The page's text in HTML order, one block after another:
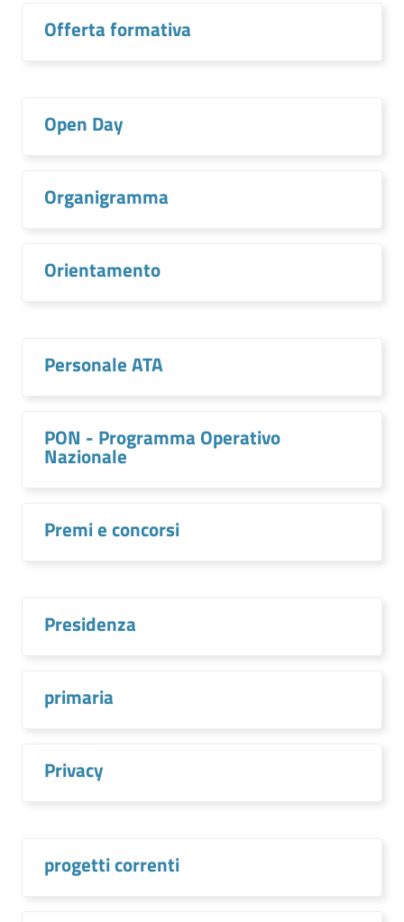
Offerta formativa
Open Day
Organigramma
Orientamento
Personale ATA
PON - Programma Operativo
Nazionale
Premi e concorsi
Presidenza
primaria
Privacy
progetti correnti